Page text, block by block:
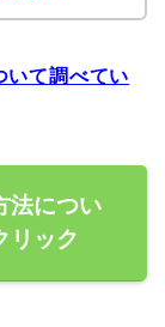
いて調べてい
法につい
リック